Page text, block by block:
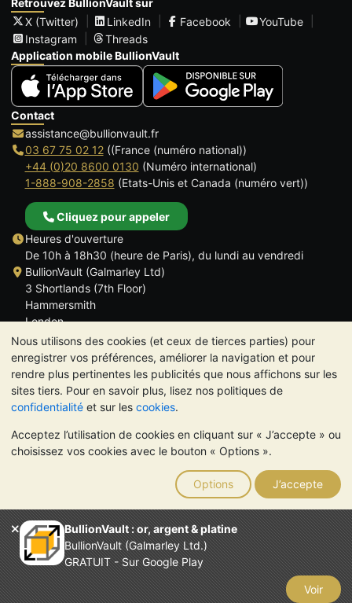
Nous utilisons des cookies (et ceux de tierces parties) pour
enregistrer vos préférences, améliorer la navigation et pour
rendre plus pertinentes les publicités que nous affichons sur les
sites tiers. Pour en savoir plus, lisez nos politiques de
confidentialité et sur les cookies.
Acceptez l’utilisation de cookies en cliquant sur « J’accepte » ou
choisissez vos cookies avec le bouton « Options ».
Options J’accepte
BullionVault : or, argent & platine
BullionVault (Galmarley Ltd.)
GRATUIT - Sur Google Play
Voir
Retrouvez BullionVault sur
X (Twitter)
LinkedIn Facebook
YouTube
Instagram
Threads
Application mobile BullionVault
Contact
assistance@bullionvault.fr
03 67 75 02 12((France (numéro national))
+44 (0)20 8600 0130 (Numéro international)
1-888-908-2858 (Etats-Unis et Canada (numéro vert))
Cliquez pour appeler
Heures d'ouverture
De 10h à 18h30 (heure de Paris), du lundi au vendredi
BullionVault (Galmarley Ltd)
3 Shortlands (7th Floor)
Hammersmith
London
W6 8DA
ROYAUME UNI
TrustScore 4.6 | 534 avis
VEUILLEZ NOTER: La valeur des métaux précieux peut aussi
bien baisser qu'augmenter. Les tendances historiques ne
garantissent pas l'évolution future des cours. Rien sur les sites
Internet de BullionVault ou dans ses communications ne
constitue un conseil en investissement. Demander l'avis d'un
professionnel est à envisager pour déterminer si la possession
de métaux précieux vous convient.
Entreprise enregistrée en Grande-Bretagne (numéro 4943684)
BullionVault Ltd © 2026